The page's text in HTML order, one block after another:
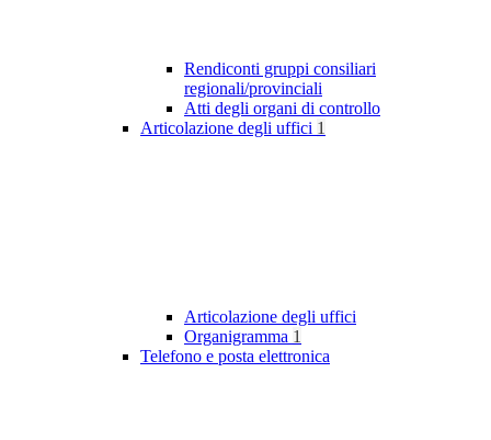
Rendiconti gruppi consiliari
regionali/provinciali
Atti degli organi di controllo
Articolazione degli uffici 1
Articolazione degli uffici
Organigramma 1
Telefono e posta elettronica